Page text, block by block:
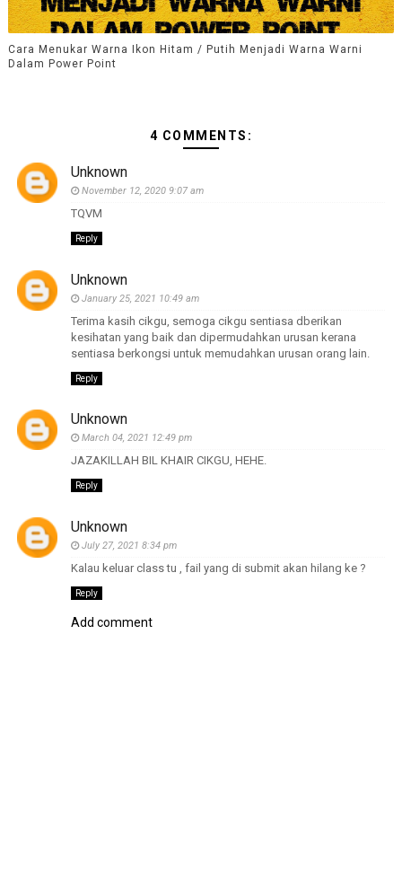
Cara Menukar Warna Ikon Hitam / Putih Menjadi Warna Warni
Dalam Power Point
4 COMMENTS:
Unknown
November 12, 2020 9:07 am
TQVM
Reply
Unknown
January 25, 2021 10:49 am
Terima kasih cikgu, semoga cikgu sentiasa dberikan
kesihatan yang baik dan dipermudahkan urusan kerana
sentiasa berkongsi untuk memudahkan urusan orang lain.
Reply
Unknown
March 04, 2021 12:49 pm
JAZAKILLAH BIL KHAIR CIKGU, HEHE.
Reply
Unknown
July 27, 2021 8:34 pm
Kalau keluar class tu , fail yang di submit akan hilang ke ?
Reply
Add comment